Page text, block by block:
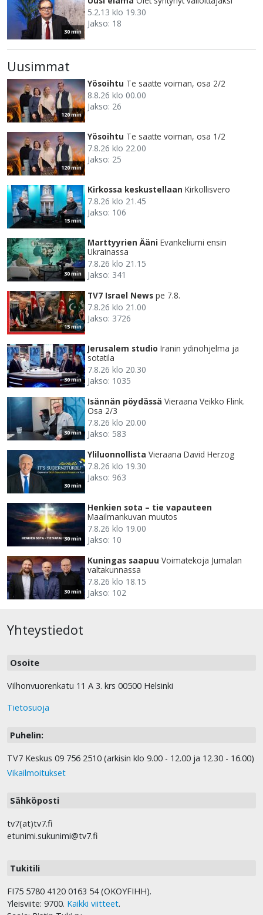
30 min
5.2.13 klo 19.30
Jakso: 18
Uusimmat
120 min
Yösoihtu Te saatte voiman, osa 2/2
8.8.26 klo 00.00
Jakso: 26
120 min
Yösoihtu Te saatte voiman, osa 1/2
7.8.26 klo 22.00
Jakso: 25
15 min
Kirkossa keskustellaan Kirkollisvero
7.8.26 klo 21.45
Jakso: 106
30 min
Marttyyrien Ääni Evankeliumi ensin
Ukrainassa
7.8.26 klo 21.15
Jakso: 341
15 min
TV7 Israel News pe 7.8.
7.8.26 klo 21.00
Jakso: 3726
30 min
Jerusalem studio Iranin ydinohjelma ja
sotatila
7.8.26 klo 20.30
Jakso: 1035
30 min
Isännän pöydässä Vieraana Veikko Flink.
Osa 2/3
7.8.26 klo 20.00
Jakso: 583
30 min
Yliluonnollista Vieraana David Herzog
7.8.26 klo 19.30
Jakso: 963
30 min
Henkien sota – tie vapauteen
Maailmankuvan muutos
7.8.26 klo 19.00
Jakso: 10
30 min
Kuningas saapuu Voimatekoja Jumalan
valtakunnassa
7.8.26 klo 18.15
Jakso: 102
Yhteystiedot
Osoite
Vilhonvuorenkatu 11 A 3. krs 00500 Helsinki
Tietosuoja
Puhelin:
TV7 Keskus 09 756 2510 (arkisin klo 9.00 - 12.00 ja 12.30 - 16.00)
Vikailmoitukset
Sähköposti
tv7(at)tv7.fi
etunimi.sukunimi@tv7.fi
Tukitili
FI75 5780 4120 0163 54 (OKOYFIHH).
Yleisviite: 9700. Kaikki viitteet.